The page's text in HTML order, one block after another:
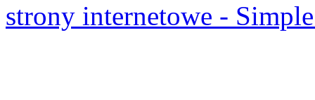
strony internetowe -